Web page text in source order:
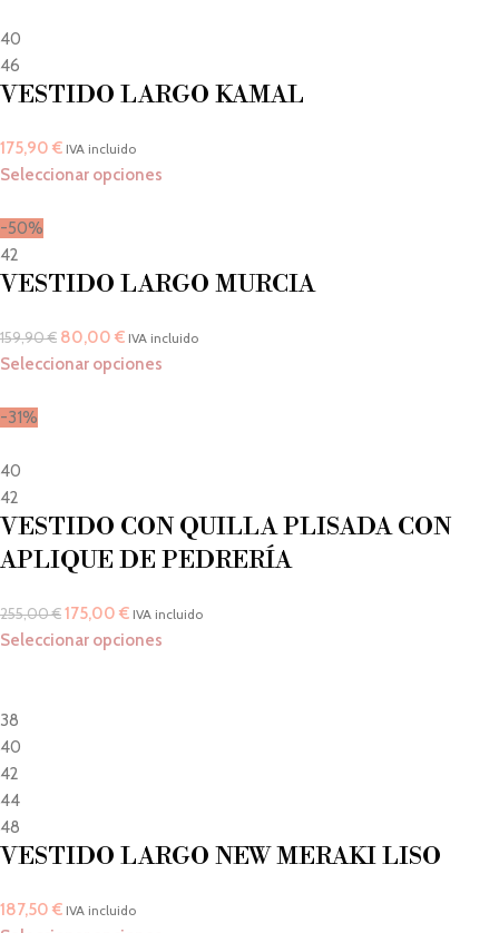
40
46
VESTIDO LARGO KAMAL
175,90 € IVA incluido
Seleccionar opciones
-50%
42
VESTIDO LARGO MURCIA
159,90€ 80,00 € IVA incluido
Seleccionar opciones
-31%
40
42
VESTIDO CON QUILLA PLISADA CON
APLIQUE DE PEDRERÍA
255,00€175,00 € IVA incluido
Seleccionar opciones
38
40
42
44
48
VESTIDO LARGO NEW MERAKI LISO
187,50 € IVA incluido